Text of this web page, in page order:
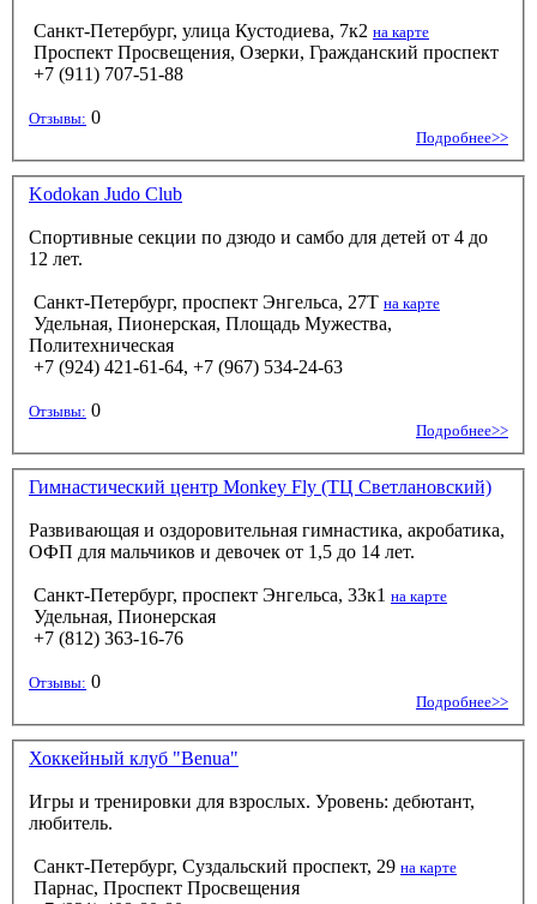
Санкт-Петербург, улица Кустодиева, 7к2 на карте
Проспект Просвещения, Озерки, Гражданский проспект
+7 (911) 707-51-88
Отзывы: 0
Подробнее>>
Kodokan Judo Club
Спортивные секции по дзюдо и самбо для детей от 4 до
12 лет.
Санкт-Петербург, проспект Энгельса, 27Т на карте
Удельная, Пионерская, Площадь Мужества,
Политехническая
+7 (924) 421-61-64, +7 (967) 534-24-63
Отзывы: 0
Подробнее>>
Гимнастический центр Monkey Fly (ТЦ Светлановский)
Развивающая и оздоровительная гимнастика, акробатика,
ОФП для мальчиков и девочек от 1,5 до 14 лет.
Санкт-Петербург, проспект Энгельса, 33к1 на карте
Удельная, Пионерская
+7 (812) 363-16-76
Отзывы: 0
Подробнее>>
Хоккейный клуб "Benua"
Игры и тренировки для взрослых. Уровень: дебютант,
любитель.
Санкт-Петербург, Суздальский проспект, 29 на карте
Парнас, Проспект Просвещения